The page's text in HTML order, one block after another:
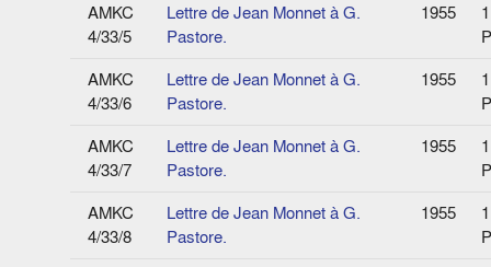
AMKC
4/33/5
Lettre de Jean Monnet à G.
Pastore.
1955
1
AMKC
4/33/6
Lettre de Jean Monnet à G.
Pastore.
1955
1
AMKC
4/33/7
Lettre de Jean Monnet à G.
Pastore.
1955
1
AMKC
4/33/8
Lettre de Jean Monnet à G.
Pastore.
1955
1